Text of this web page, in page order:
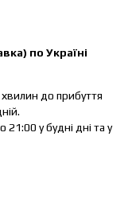
по Україні
до прибуття
у будні дні та у